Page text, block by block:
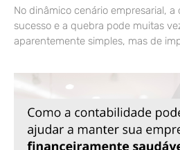
No dinâmico cenário empresarial,
sucesso e a quebra pode muitas
aparentemente simples, mas de